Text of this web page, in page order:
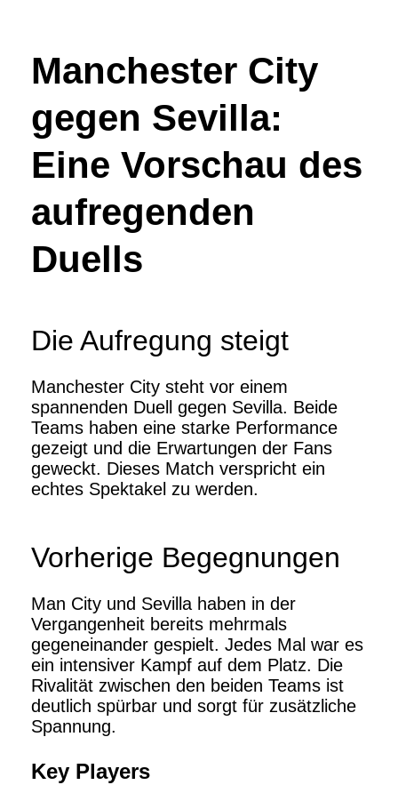
Manchester City
gegen Sevilla:
Eine Vorschau des
aufregenden
Duells
Die Aufregung steigt
Manchester City steht vor einem
spannenden Duell gegen Sevilla. Beide
Teams haben eine starke Performance
gezeigt und die Erwartungen der Fans
geweckt. Dieses Match verspricht ein
echtes Spektakel zu werden.
Vorherige Begegnungen
Man City und Sevilla haben in der
Vergangenheit bereits mehrmals
gegeneinander gespielt. Jedes Mal war es
ein intensiver Kampf auf dem Platz. Die
Rivalität zwischen den beiden Teams ist
deutlich spürbar und sorgt für zusätzliche
Spannung.
Key Players